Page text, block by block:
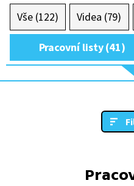
Vše (122) Videa (79)
Pracovní listy (41)